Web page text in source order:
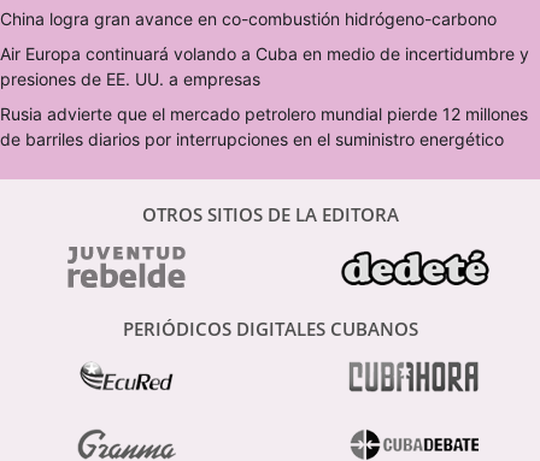
China logra gran avance en co-combustión hidrógeno-carbono
Air Europa continuará volando a Cuba en medio de incertidumbre y
presiones de EE. UU. a empresas
Rusia advierte que el mercado petrolero mundial pierde 12 millones
de barriles diarios por interrupciones en el suministro energético
OTROS SITIOS DE LA EDITORA
PERIÓDICOS DIGITALES CUBANOS